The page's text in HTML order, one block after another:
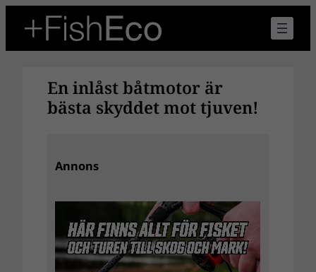
innehåll
En inlåst båtmotor är
bästa skyddet mot tjuven!
Annons